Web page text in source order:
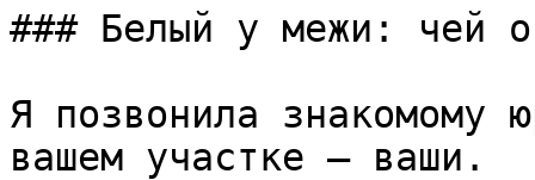
### Белый у межи: чей
Я позвонила знакомому
вашем участке — ваши.